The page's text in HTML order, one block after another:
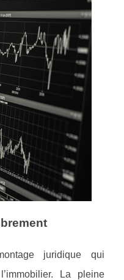
juridique qui
La pleine